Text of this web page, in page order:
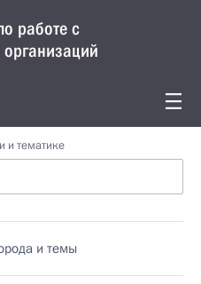
работе с
и тематике
и темы